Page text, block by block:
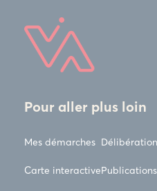
Pour aller plus loin
Mes démarches
Carte interactive